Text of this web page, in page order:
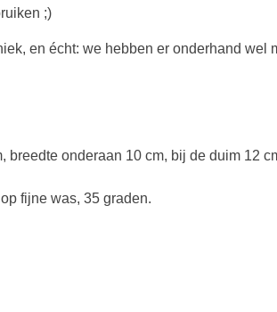
;)
en écht: we hebben er onderhand wel
breedte onderaan 10 cm, bij de duim 12
fijne was, 35 graden.